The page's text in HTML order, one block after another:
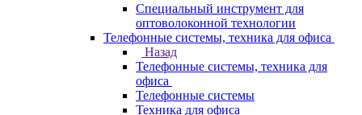
Специальный инструмент для
оптоволоконной технологии
Телефонные системы, техника для офиса
Назад
Телефонные системы, техника для
офиса
Телефонные системы
Техника для офиса